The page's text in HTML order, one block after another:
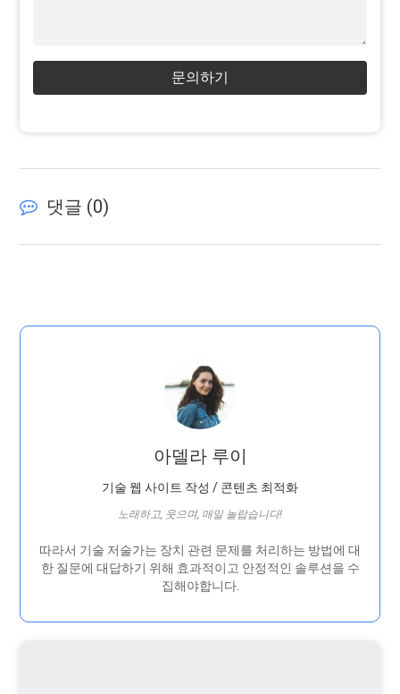
문의하기
댓글 (0)
아델라 루이
기술 웹 사이트 작성 / 콘텐츠 최적화
노래하고, 웃으며, 매일 놀랍습니다!
따라서 기술 저술가는 장치 관련 문제를 처리하는 방법에 대
한 질문에 대답하기 위해 효과적이고 안정적인 솔루션을 수
집해야합니다.